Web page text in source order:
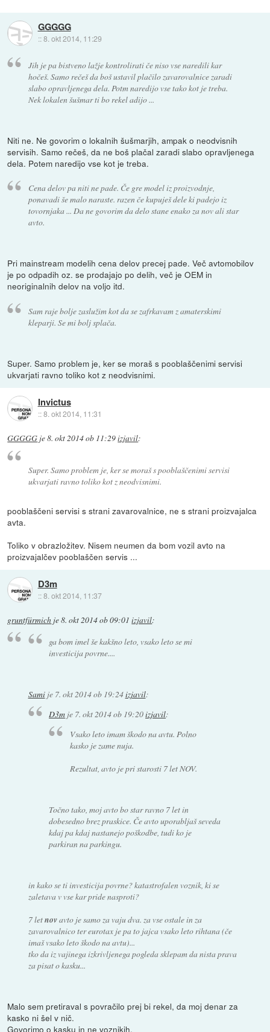
GGGGG
::8. okt 2014, 11:29
Jih je pa bistveno lažje kontrolirati če niso vse naredili kar
hočeš. Samo rečeš da boš ustavil plačilo zavarovalnice zaradi
slabo opravljenega dela. Potm naredijo vse tako kot je treba.
Nek lokalen šušmar ti bo rekel adijo ...
Niti ne. Ne govorim o lokalnih šušmarjih, ampak o neodvisnih
servisih. Samo rečeš, da ne boš plačal zaradi slabo opravljenega
dela. Potem naredijo vse kot je treba.
Cena delov pa niti ne pade. Če gre model iz proizvodnje,
ponavadi še malo naraste. razen če kupuješ dele ki padejo iz
tovornjaka ... Da ne govorim da delo stane enako za nov ali star
avto.
Pri mainstream modelih cena delov precej pade. Več avtomobilov
je po odpadih oz. se prodajajo po delih, več je OEM in
neoriginalnih delov na voljo itd.
Sam raje bolje zaslužim kot da se zafrkavam z amaterskimi
kleparji. Se mi bolj splača.
Super. Samo problem je, ker se moraš s pooblaščenimi servisi
ukvarjati ravno toliko kot z neodvisnimi.
Invictus
::8. okt 2014, 11:31
GGGGG je8. okt 2014 ob 11:29izjavil:
Super. Samo problem je, ker se moraš s pooblaščenimi servisi
ukvarjati ravno toliko kot z neodvisnimi.
pooblaščeni servisi s strani zavarovalnice, ne s strani proizvajalca
avta.
Toliko v obrazložitev. Nisem neumen da bom vozil avto na
proizvajalčev pooblaščen servis ...
D3m
::8. okt 2014, 11:37
gruntfürmich je8. okt 2014 ob 09:01 izjavil:
ga bom imel še kakšno leto, vsako leto se mi
investicija povrne....
Samije 7. okt 2014 ob 19:24izjavil:
D3m je 7. okt 2014 ob 19:20izjavil:
Vsako leto imam škodo na avtu. Polno
kasko je zame nuja.
Rezultat, avto je pri starosti 7 let NOV.
Točno tako, moj avto bo star ravno 7 let in
dobesedno brez praskice. Če avto uporabljaš seveda
kdaj pa kdaj nastanejo poškodbe, tudi ko je
parkiran na parkingu.
in kako se ti investicija povrne? katastrofalen voznik, ki se
zaletava v vse kar pride nasproti?
7 letnovavto je samo za vaju dva. za vse ostale in za
zavarovalnico ter eurotax je pa to jajca vsako leto rihtana (če
imaš vsako leto škodo na avtu)...
tko da iz vajinega izkrivljenega pogleda sklepam da nista prava
za pisat o kasku...
Malo sem pretiraval s povračilo prej bi rekel, da moj denar za
kasko ni šel v nič.
Govorimo o kasku in ne voznikih.